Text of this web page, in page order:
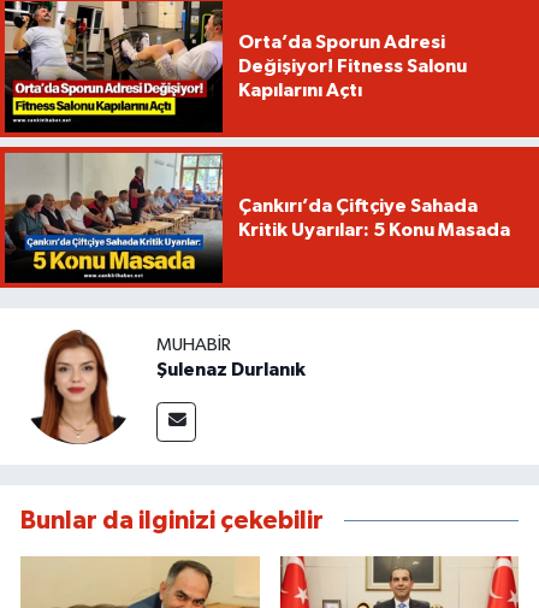
Orta’da Sporun Adresi
Değişiyor! Fitness Salonu
Kapılarını Açtı
Çankırı’da Çiftçiye Sahada
Kritik Uyarılar: 5 Konu Masada
MUHABIR
Şulenaz Durlanık
Bunlar da ilginizi çekebilir